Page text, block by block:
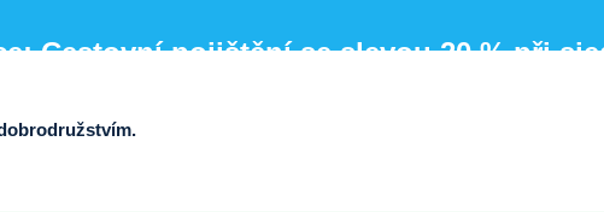
Cestovní pojištění se slevou 20 % při